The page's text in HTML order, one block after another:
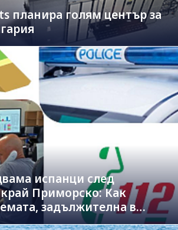
планира голям център за
испанци след
Приморско: Как
задължителна в